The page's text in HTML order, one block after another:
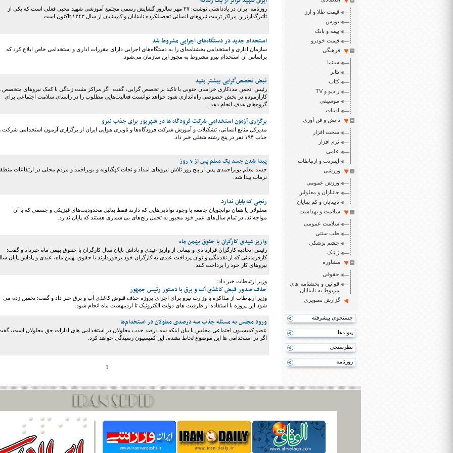
قیمت طلا و ارز
بورس
بیمه و بانک
قیمت خودرو
فرهنگی
سینما
تئاتر
کتاب
رادیو و TV
موسیقی
ادبیات
دانش و فن آوری
سخت افزار
نرم افزار
علمی
اینترنت و ارتباطات
ورزشی
ورزش عمومی
جانبازان و معلولین
نابینایان و کم بینایان
سلامت و بهداشت
سلامت عمومی
طب سنتی
چشم پزشکی
ژنتیک
مشاوره
حقوقی
قوانین و بخشنامه های
مربوط به نابینایان
گزارش تصویری
جستجوی پیشرفته
پیوندها
نظرسنجی
روزنامه
روزنامه ایران در یادداشتی نوشت: ۲۷ مهر سالروز گشایش رسمی مجتمع آموزشی شهید محبی فعلی است که یکی از
تأثیرگذارترین مراکز تربیت نیروهای انسانی تحصیلکرده نابینایان و کم‌بینایان از سال ۱۳۴۳ تاکنون است.
استخدام جدید در دستگاه‌های اجرایی مشروط شد
سازمان اداری و استخدامی بخشنامه‌ای را به دستگاه‌های اجرایی دارای مقررات اداری و استخدامی خاص ابلاغ کرد که
براساس آن استخدام نیرو مشروط به مجوز این سازمان می‌شود.
نبض تخصص‌گرایی بیشتر بتپد
رئیس انجمن مددکاری خراسان جنوبی با تاکید بر تخصص گرایی، گفت: اگر مراکز مثبت زندگی با کمک نیروهای متخصص
کارآزموده در بخش خصوصی راه‌اندازی شود خواهد توانست فعالیت‌هایی مطلوب را در راستای سلامت اجتماعی برای
گروه‌های هدف انجام دهد.
برگزاری آزمون استخدامی شرکت فرودگاه ها در شهریور برای جذب نیرو
مدیرکل منابع انسانی، تشکیلات و آموزش شرکت فرودگاه‌ها و ناوبری هوایی ایران از برگزاری آزمون استخدامی شرکت
جذب ۱۹۴ نفر در پنج رشته شغلی خبر داد.
پیدا شدن جسد یک معلم پس از 5 روز
جسد معلم بویراحمدی پس از پنج روز تلاش نیروهای امداد و نجات کهگیلویه و بویراحمد و مردم محلی در ارتفاعات
نرماب پیدا شد.
رنجی که پایان ندارد
معلولان یا همان توانجویان جامعه با وجود توانایی‌هایی که دارند فقط بدلیل محدودیت‌های فیزیکی و جسمی که با آن
مواجه‌اند، در تمام سال‌های عمر خود مجبور به تحمل رنج‌های بی شماری هستند که پایان ندارد.
واریز عیدی کارگران با حقوق بهـمن ماه
رئیس اتحادیه کارگران قراردادی و پیمانی از واریز عیدی و پاداش پایان سال کارگران با حقوق بهمن ماه خبرداد و گفت:
کارفرمایانی که از نقدینگی و توان پرداخت عیدی به کارگران خود برخوردارند با حقوق بهمن ماه، عیدی و پاداش پایان
نیروهای کار خود را پرداخت کنند.
وزیر ارتباطات خبر داد:
حذف صدور قبض کاغذی آب و برق با دستور رئیس جمهور
وزیر ارتباطات از مذاکره با وزارت نیرو برای اجرای پروژه حذف قبوض کاغذی آب و برق خبر داد و گفت: تخمین زده می
شود این پروژه با استفاده از ظرفیت های دولت الکترونیک تا اردیبهشت ماه انجام شود.
ورود مجلس به مسئله جذب سه درصدی معلولان در استخدام‌ها
عضو کمیسیون اجتماعی مجلس با بیان اینکه سه درصد جذب معلولان در استخدامی های ادارات حق معلولان است،
اگر در استخدامی ها این موضوع لحاظ نشده، این کمیسیون رسیدگی خواهد کرد.
1